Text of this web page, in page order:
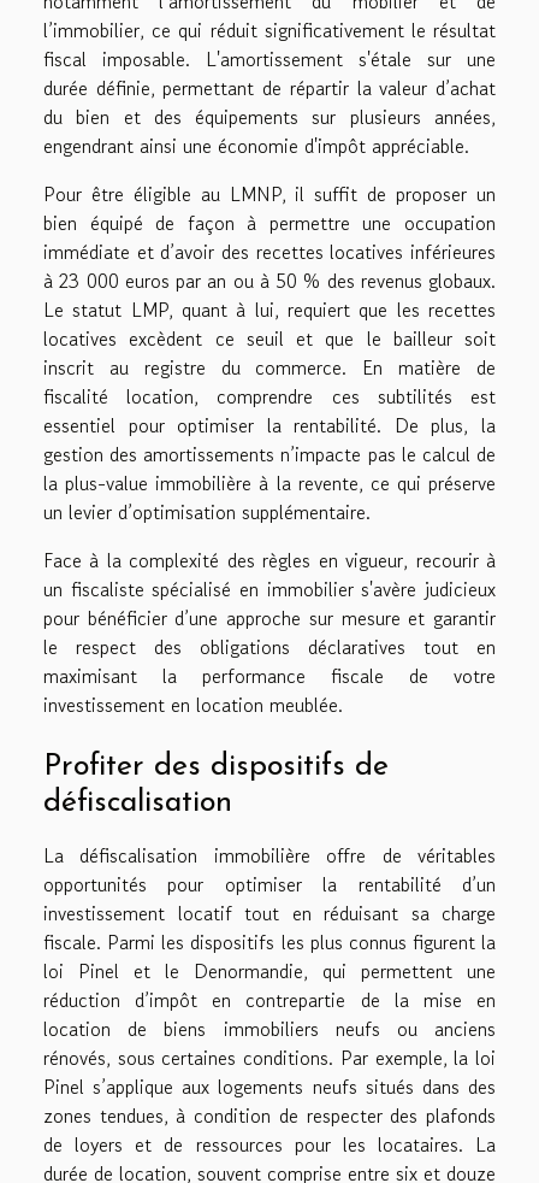
l’immobilier, ce qui réduit significativement le résultat
fiscal imposable. L'amortissement s'étale sur une
durée définie, permettant de répartir la valeur d’achat
du bien et des équipements sur plusieurs années,
engendrant ainsi une économie d'impôt appréciable.
Pour être éligible au LMNP, il suffit de proposer un
bien équipé de façon à permettre une occupation
immédiate et d’avoir des recettes locatives inférieures
à 23 000 euros par an ou à 50 % des revenus globaux.
Le statut LMP, quant à lui, requiert que les recettes
locatives excèdent ce seuil et que le bailleur soit
inscrit au registre du commerce. En matière de
fiscalité location, comprendre ces subtilités est
essentiel pour optimiser la rentabilité. De plus, la
gestion des amortissements n’impacte pas le calcul de
la plus-value immobilière à la revente, ce qui préserve
un levier d’optimisation supplémentaire.
Face à la complexité des règles en vigueur, recourir à
un fiscaliste spécialisé en immobilier s'avère judicieux
pour bénéficier d’une approche sur mesure et garantir
le respect des obligations déclaratives tout en
maximisant la performance fiscale de votre
investissement en location meublée.
Profiter des dispositifs de
défiscalisation
La défiscalisation immobilière offre de véritables
opportunités pour optimiser la rentabilité d’un
investissement locatif tout en réduisant sa charge
fiscale. Parmi les dispositifs les plus connus figurent la
loi Pinel et le Denormandie, qui permettent une
réduction d’impôt en contrepartie de la mise en
location de biens immobiliers neufs ou anciens
rénovés, sous certaines conditions. Par exemple, la loi
Pinel s’applique aux logements neufs situés dans des
zones tendues, à condition de respecter des plafonds
de loyers et de ressources pour les locataires. La
durée de location, souvent comprise entre six et douze